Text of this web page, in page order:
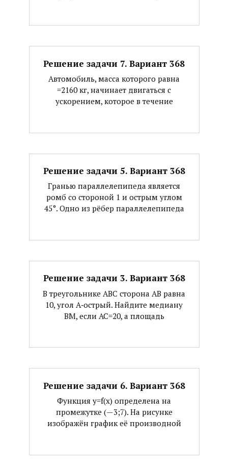
Решение задачи 7. Вариант 368
Автомобиль, масса которого равна
=2160 кг, начинает двигаться с
ускорением, которое в течение
Решение задачи 5. Вариант 368
Гранью параллелепипеда является
ромб со стороной 1 и острым углом
45°. Одно из рёбер параллелепипеда
Решение задачи 3. Вариант 368
В треугольнике АВС сторона АВ равна
10, угол А‐острый. Найдите медиану
ВМ, если АС=20, а площадь
Решение задачи 6. Вариант 368
Функция y=f(x) определена на
промежутке (—3;7). На рисунке
изображён график её производной